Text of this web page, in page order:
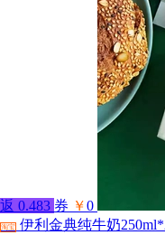
返 0.483 券 ￥0
淘宝 伊利金典纯牛奶